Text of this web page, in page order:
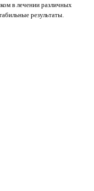
в лечении различных
результаты.